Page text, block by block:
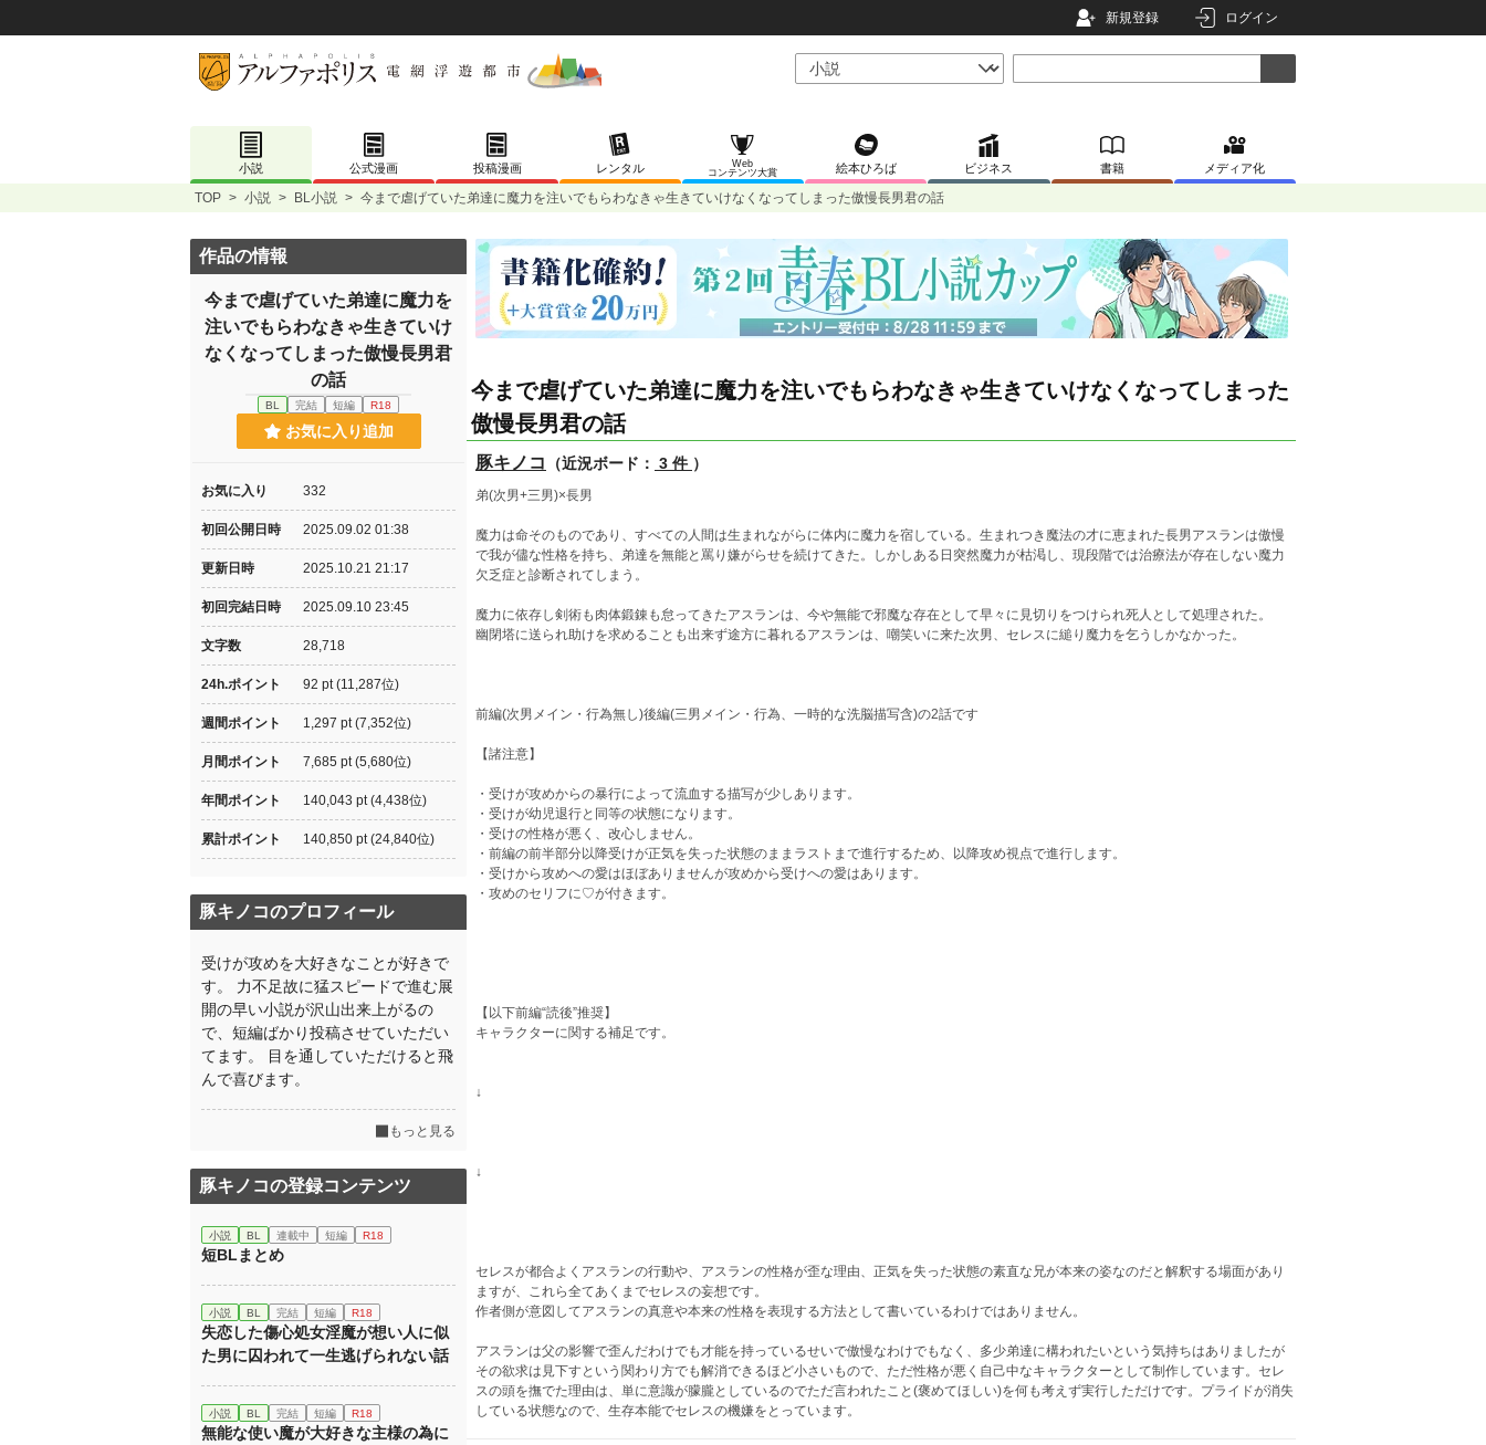
新規登録 ログイン
小説 公式漫画 投稿漫画 レンタル
Web
コンテンツ大賞
絵本ひろば ビジネス 書籍 メディア化
TOP > 小説 > BL小説 > 今まで虐げていた弟達に魔力を注いでもらわなきゃ生きていけなくなってしまった傲慢長男君の話
今まで虐げていた弟達に魔力を注いでもらわなきゃ生きていけなくなってしまった
傲慢長男君の話
豚キノコ （近況ボード： 3 件 ）
弟(次男+三男)×長男
魔力は命そのものであり、すべての人間は生まれながらに体内に魔力を宿している。生まれつき魔法の才に恵まれた長男アスランは傲慢
で我が儘な性格を持ち、弟達を無能と罵り嫌がらせを続けてきた。しかしある日突然魔力が枯渇し、現段階では治療法が存在しない魔力
欠乏症と診断されてしまう。
魔力に依存し剣術も肉体鍛錬も怠ってきたアスランは、今や無能で邪魔な存在として早々に見切りをつけられ死人として処理された。
幽閉塔に送られ助けを求めることも出来ず途方に暮れるアスランは、嘲笑いに来た次男、セレスに縋り魔力を乞うしかなかった。
前編(次男メイン・行為無し)後編(三男メイン・行為、一時的な洗脳描写含)の2話です
【諸注意】
・受けが攻めからの暴行によって流血する描写が少しあります。
・受けが幼児退行と同等の状態になります。
・受けの性格が悪く、改心しません。
・前編の前半部分以降受けが正気を失った状態のままラストまで進行するため、以降攻め視点で進行します。
・受けから攻めへの愛はほぼありませんが攻めから受けへの愛はあります。
・攻めのセリフに♡が付きます。
【以下前編“読後”推奨】
キャラクターに関する補足です。
↓
↓
セレスが都合よくアスランの行動や、アスランの性格が歪な理由、正気を失った状態の素直な兄が本来の姿なのだと解釈する場面があり
ますが、これら全てあくまでセレスの妄想です。
作者側が意図してアスランの真意や本来の性格を表現する方法として書いているわけではありません。
アスランは父の影響で歪んだわけでも才能を持っているせいで傲慢なわけでもなく、多少弟達に構われたいという気持ちはありましたが
その欲求は見下すという関わり方でも解消できるほど小さいもので、ただ性格が悪く自己中なキャラクターとして制作しています。セレ
スの頭を撫でた理由は、単に意識が朦朧としているのでただ言われたこと(褒めてほしい)を何も考えず実行しただけです。プライドが消失
している状態なので、生存本能でセレスの機嫌をとっています。
作品の情報
今まで虐げていた弟達に魔力を
注いでもらわなきゃ生きていけ
なくなってしまった傲慢長男君
の話
BL 完結 短編 R18
お気に入り追加
お気に入り 332
初回公開日時 2025.09.02 01:38
更新日時 2025.10.21 21:17
初回完結日時 2025.09.10 23:45
文字数 28,718
24h.ポイント 92 pt (11,287位)
週間ポイント 1,297 pt (7,352位)
月間ポイント 7,685 pt (5,680位)
年間ポイント 140,043 pt (4,438位)
累計ポイント 140,850 pt (24,840位)
豚キノコのプロフィール
受けが攻めを大好きなことが好きで
す。 力不足故に猛スピードで進む展
開の早い小説が沢山出来上がるの
で、短編ばかり投稿させていただい
てます。 目を通していただけると飛
んで喜びます。
もっと見る
豚キノコの登録コンテンツ
小説 BL 連載中 短編 R18
短BLまとめ
小説 BL 完結 短編 R18
失恋した傷心処女淫魔が想い人に似
た男に囚われて一生逃げられない話
小説 BL 完結 短編 R18
無能な使い魔が大好きな主様の為に